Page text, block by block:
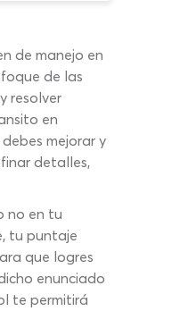
de manejo en
de las
resolver
en
mejorar y
detalles,
no en tu
tu puntaje
que logres
enunciado
te permitirá